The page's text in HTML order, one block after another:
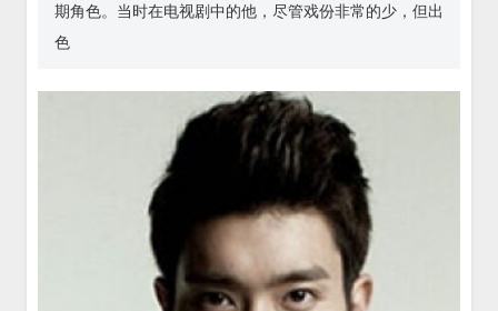
期角色。当时在电视剧中的他，尽管戏份非常的少，但出
色